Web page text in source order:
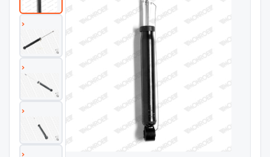
TYP / SILNIK
Szukaj pasujących części